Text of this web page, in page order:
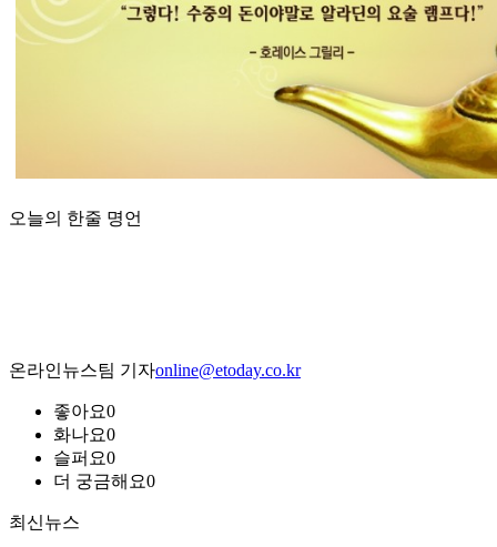
오늘의 한줄 명언
온라인뉴스팀 기자online@etoday.co.kr
좋아요0
화나요0
슬퍼요0
더 궁금해요0
최신뉴스